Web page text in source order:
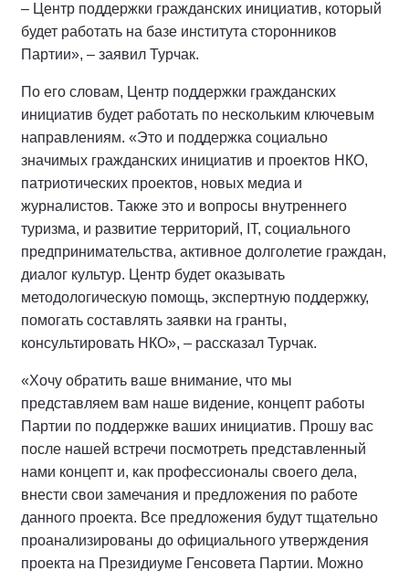
– Центр поддержки гражданских инициатив, который
будет работать на базе института сторонников
Партии», – заявил Турчак.
По его словам, Центр поддержки гражданских
инициатив будет работать по нескольким ключевым
направлениям. «Это и поддержка социально
значимых гражданских инициатив и проектов НКО,
патриотических проектов, новых медиа и
журналистов. Также это и вопросы внутреннего
туризма, и развитие территорий, IT, социального
предпринимательства, активное долголетие граждан,
диалог культур. Центр будет оказывать
методологическую помощь, экспертную поддержку,
помогать составлять заявки на гранты,
консультировать НКО», – рассказал Турчак.
«Хочу обратить ваше внимание, что мы
представляем вам наше видение, концепт работы
Партии по поддержке ваших инициатив. Прошу вас
после нашей встречи посмотреть представленный
нами концепт и, как профессионалы своего дела,
внести свои замечания и предложения по работе
данного проекта. Все предложения будут тщательно
проанализированы до официального утверждения
проекта на Президиуме Генсовета Партии. Можно